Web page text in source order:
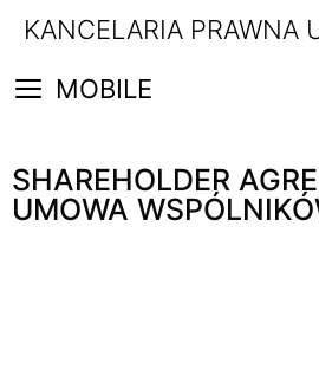
Przejdź
doKANCELARIA PRAWNA
MOBILE
SHAREHOLDER
UMOWA